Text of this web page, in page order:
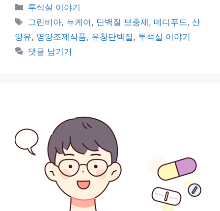
카
테
리
투석실 이야기
태
그
그린비아, 뉴케어 , 단백질 보충제 , 메디푸드,산
양유, 영양조제식품, 유청단백질, 투석실 이야기
댓글 남기기